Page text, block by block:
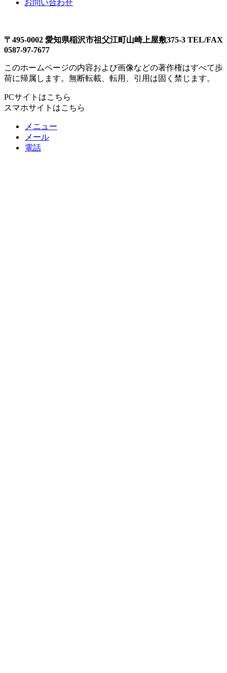
お問い合わせ
〒495-0002 愛知県稲沢市祖父江町山崎上屋敷375-3 TEL/FAX
0587-97-7677
このホームページの内容および画像などの著作権はすべて歩
荷に帰属します。無断転載、転用、引用は固く禁じます。
PCサイトはこちら
スマホサイトはこちら
メニュー
メール
電話